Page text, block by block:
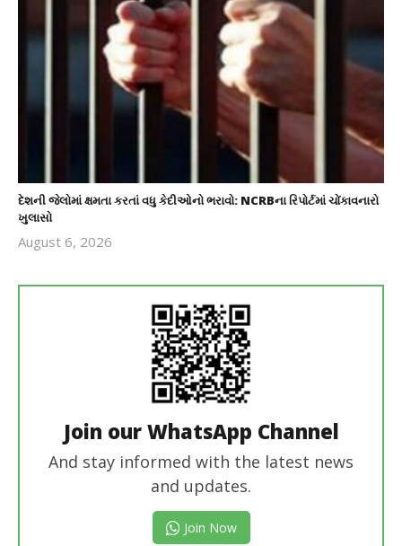
દેશની જેલોમાં ક્ષમતા કરતાં વધુ કેદીઓનો ભરાવો: NCRBના રિપોર્ટમાં ચોંકાવનારો
ખુલાસો
August 6, 2026
Join our WhatsApp Channel
And stay informed with the latest news
and updates.
Join Now